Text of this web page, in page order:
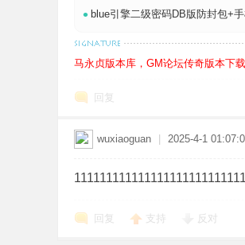
• blue引擎二级密码DB版防封包+
马永贞版本库，GM论坛传奇版本下
回复
wuxiaoguan 2025-4-1
回复 支持 反对